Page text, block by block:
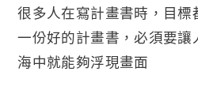
很多人在寫計畫書時，目標
一份好的計畫書，必須要讓
海中就能夠浮現畫面